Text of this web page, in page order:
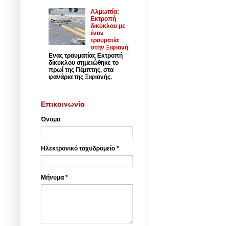
Αλμωπία:
Εκτροπή
δικύκλου με
έναν
τραυματία
στην Ξιφιανή
Ενας τραυματίας Εκτροπή
δίκυκλου σημειώθηκε το
πρωί της Πέμπτης, στα
φανάρια της Ξιφιανής.
Επικοινωνία
Όνομα
Ηλεκτρονικό ταχυδρομείο *
Μήνυμα *